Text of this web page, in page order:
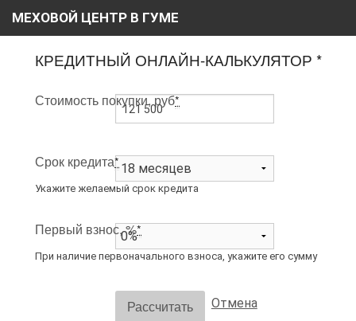
МЕХОВОЙ ЦЕНТР В ГУМЕ
ГЛАВНАЯ
КРЕДИТНЫЙ ОНЛАЙН-КАЛЬКУЛЯТОР *
Стоимость покупки, руб*
Срок кредита*
Укажите желаемый срок кредита
Первый взнос, %*
При наличие первоначального взноса, укажите его сумму
Рассчитать Отмена